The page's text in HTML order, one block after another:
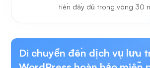
tiền đầy đủ trong vòng 30
Di chuyển đến dịch vụ lưu